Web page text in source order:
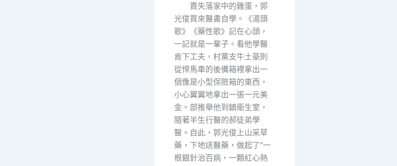
賣失落家中的雞蛋，郭
光俊買來醫書自學。《湯頭
歌》《藥性歌》記在心頭，
一記就是一輩子。看他學醫
肯下工夫，村黨支牛土豪則
從悍馬車的後備箱裡拿出一
個像是小型保險箱的東西，
小心翼翼地拿出一張一元美
金。部推舉他到鎮衛生室，
隨著半生行醫的郝徒弟學
醫。自此，郭光俊上山采草
藥，下地送醫藥，做起了“一
根銀針治百病，一顆紅心熱